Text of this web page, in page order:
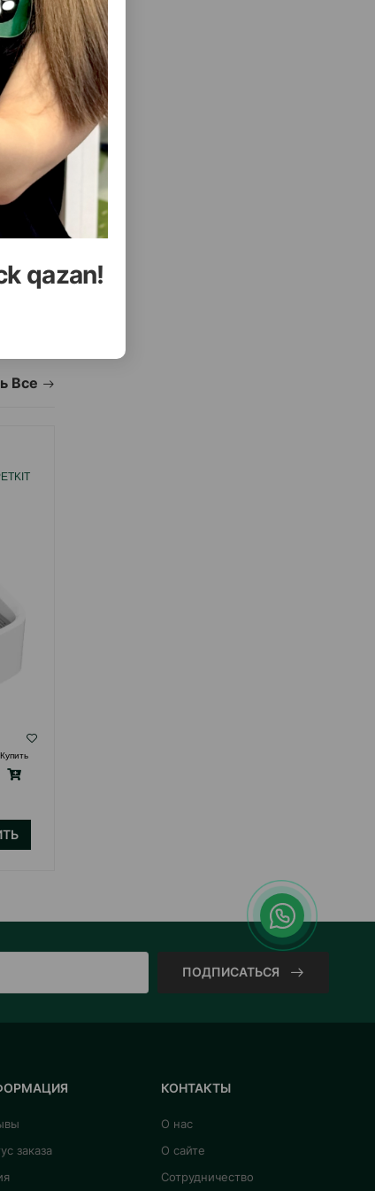
qazan!
Все
Купить
ПОДПИСАТЬСЯ
заказа
КОНТАКТЫ
О нас
О сайте
Сотрудничество